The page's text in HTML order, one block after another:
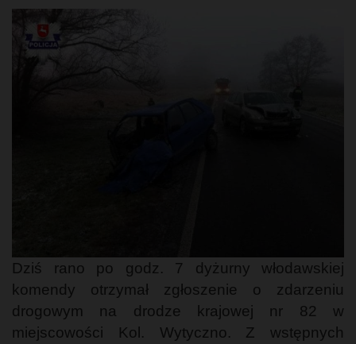
Dziś rano po godz. 7 dyżurny włodawskiej
komendy otrzymał zgłoszenie o zdarzeniu
drogowym na drodze krajowej nr 82 w
miejscowości Kol. Wytyczno. Z wstępnych